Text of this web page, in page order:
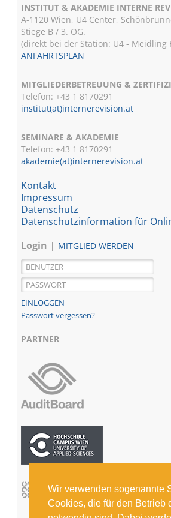
Wir verwenden sogenannte
Cookies, die für den Betrieb
INSTITUT & AKADEMIE INTERNE
A-1120 Wien, U4 Center,
Stiege B / 3. OG.
(direkt bei der Station: U4 - Meidling
ANFAHRTSPLAN
MITGLIEDERBETREUUNG &
Telefon: +43 1 8170291
institut(at)internerevision.at
SEMINARE & AKADEMIE
Telefon: +43 18170291
akademie(at)internerevision.at
Kontakt
Impressum
Datenschutz
Datenschutzinformation für
Login
MITGLIED WERDEN
Passwort vergessen?
PARTNER